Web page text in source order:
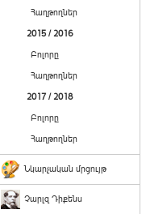
Հաղթողներ
2015 / 2016
Բոլորը
Հաղթողներ
2017 / 2018
Բոլորը
Հաղթողներ
Նկարչական մրցույթ
Չարլզ Դիքենս